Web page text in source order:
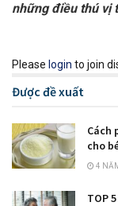
những điều thú vị
Please login to join
Được đề xuất
Cách
cho
4
TOP